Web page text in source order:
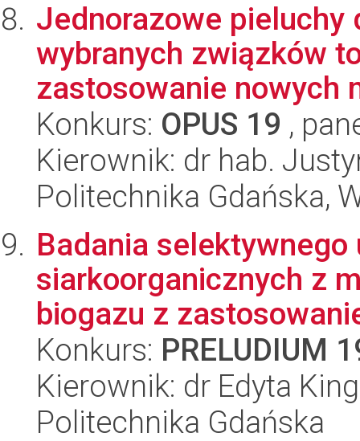
Jednorazowe pieluchy
wybranych związków
zastosowanie nowych
Konkurs: OPUS 19 ,
Kierownik: dr hab.
Politechnika Gdańska,
Badania
siarkoorganicznych z
biogazu z
Konkurs: PRELUDIUM
Kierownik: dr Edyta
Politechnika Gdańska